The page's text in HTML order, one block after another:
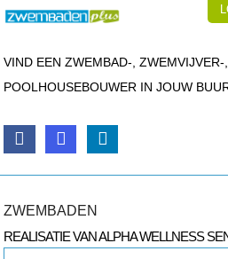
VIND EEN ZWEMBAD-,
POOLHOUSEBOUWER IN JOUW
ZWEMBADEN
REALISATIE VAN ALPHA WELLNESS